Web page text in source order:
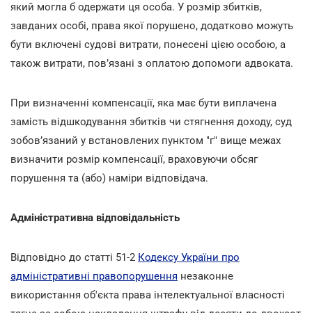
який могла б одержати ця особа. У розмір збитків,
завданих особі, права якої порушено, додатково можуть
бути включені судові витрати, понесені цією особою, а
також витрати, пов’язані з оплатою допомоги адвоката.
При визначенні компенсації, яка має бути виплачена
замість відшкодування збитків чи стягнення доходу, суд
зобов’язаний у встановлених пунктом "г" вище межах
визначити розмір компенсації, враховуючи обсяг
порушення та (або) наміри відповідача.
Адміністративна відповідальність
Відповідно до статті 51-2 Кодексу України про
адміністративні правопорушення незаконне
використання об'єкта права інтелектуальної власності